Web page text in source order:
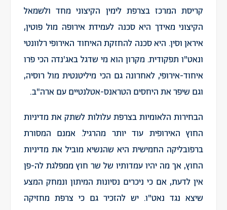
קריסת המרכז בצרפת לימין הקיצוני מחד ולשמאל
הקיצוני מאידך היא סכנה לעמידת אירופה מול פוטין,
איראן וסין. היא סכנה להחזקת האיחוד האירופי רלוונטי
ונאט"ו תפקודית. מקרון הוא מי שדגל באג'נדה הכי פרו
איחוד-אירופי, לאחרונה גם הכי מיליטנטית מול רוסיה,
וגם שיפר את היחסים הטראנס-אטלנטיים עם ארה"ב.
הבחירות הלאומיות בצרפת עלולות לשתק את מדיניות
החוץ האירופית עוד יותר מהרגיל. אמנם המסורת
ברפובליקה החמישית היא שהנשיא מוביל את מדיניות
החוץ, אך מה יהיו עמדותיו של שר חוץ ממפלגת לה-פן
אין לדעת, אם כי ניכרים נסיונות המיתון ונמחק המצע
שיצא נגד נאט"ו. יש להזכיר גם כי צרפת מחזיקה